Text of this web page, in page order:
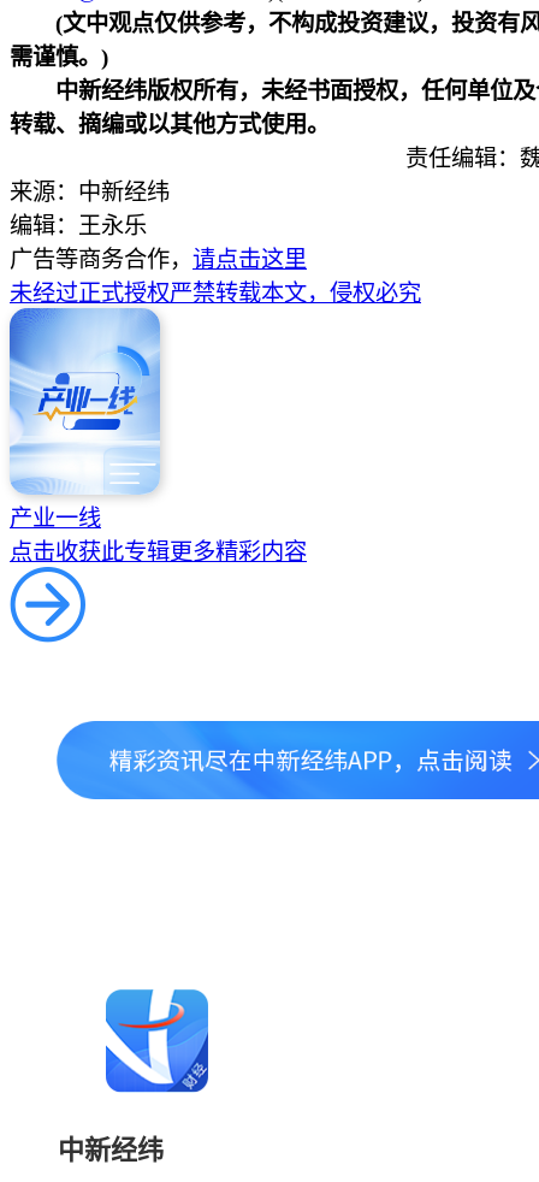
(文中观点仅供参考，不构成投资建议，投资有
需谨慎。)
中新经纬版权所有，未经书面授权，任何单位
转载、摘编或以其他方式使用。
责任编辑：
来源：中新经纬
编辑：王永乐
广告等商务合作， 请点击这里
未经过正式授权严禁转载本文，侵权必究
产业一线
点击收获此专辑更多精彩内容
中新经纬